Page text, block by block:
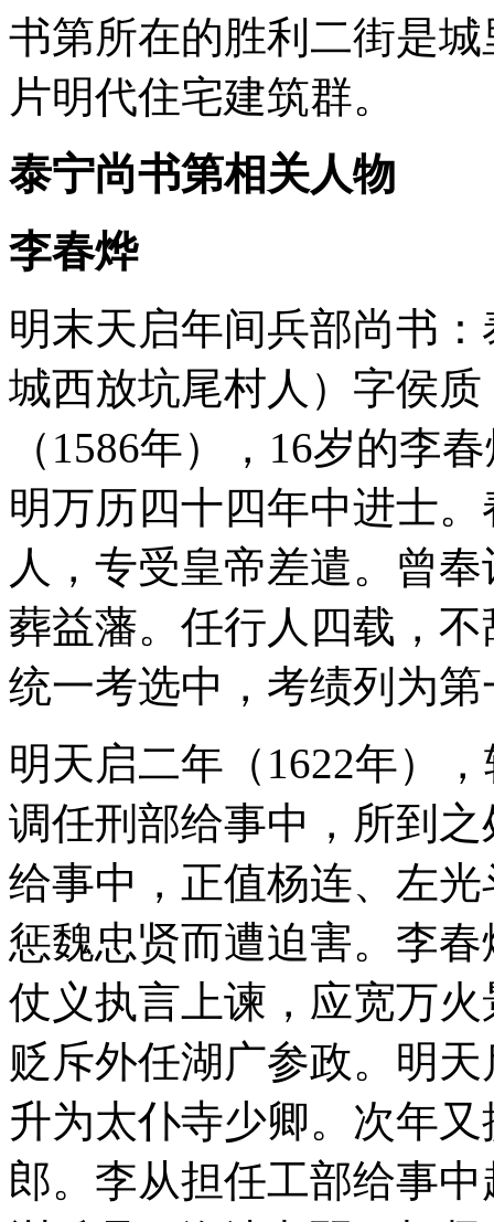
书第所在的胜利二街是
片明代住宅建筑群。
泰宁尚书第相关人物
李春烨
明末天启年间兵部尚书
城西放坑尾村人）字侯
（1586年），16岁的李
明万历四十四年中进士
人，专受皇帝差遣。曾
葬益藩。任行人四载，
统一考选中，考绩列为
明天启二年（1622年）
调任刑部给事中，所到
给事中，正值杨连、左
惩魏忠贤而遭迫害。李
仗义执言上谏，应宽万
贬斥外任湖广参政。明
升为太仆寺少卿。次年
郎。李从担任工部给事